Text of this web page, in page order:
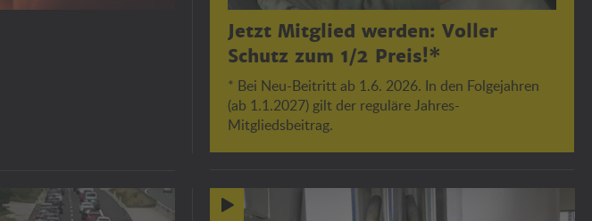
Jetzt Mitglied werden: Voller
Schutz zum 1/2 Preis!*
* Bei Neu-Beitritt ab 1.6. 2026. In den Folgejahren
(ab 1.1.2027) gilt der reguläre Jahres-
Mitgliedsbeitrag.